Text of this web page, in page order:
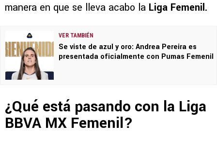
manera en que se lleva acabo la Liga Femenil.
VER TAMBIÉN
Se viste de azul y oro: Andrea Pereira es
presentada oficialmente con Pumas Femenil
¿Qué está pasando con la Liga
BBVA MX Femenil?